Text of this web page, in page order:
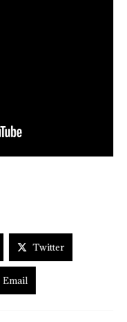
Twitter
Email